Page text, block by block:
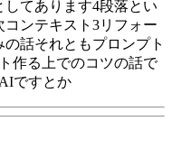
てあります4段落とい
コンテキスト3リフォー
話それともプロンプト
作る上でのコツの話で
ですとか